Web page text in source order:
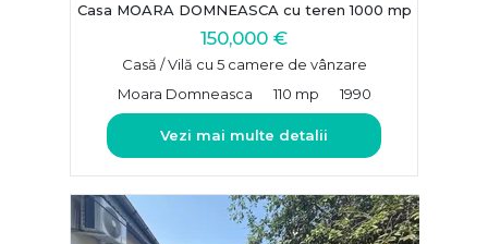
Casa MOARA DOMNEASCA cu teren 1000 mp
150,000 €
Casă / Vilă cu 5 camere de vânzare
Moara Domneasca
110 mp 1990
Vezi mai multe detalii